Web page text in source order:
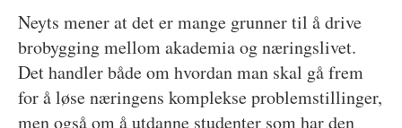
Neyts mener at det er mange grunner til å drive
brobygging mellom akademia og næringslivet.
Det handler både om hvordan man skal gå frem
for å løse næringens komplekse problemstillinger,
men også om å utdanne studenter som har den